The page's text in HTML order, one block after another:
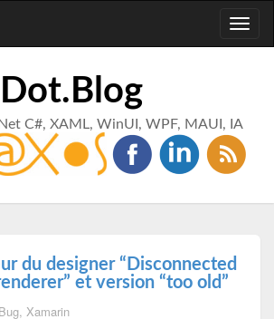
Dot.Blog
C#, XAML, WinUI, WPF, MAUI, IA
du designer “Disconnected
et version “too old”
Bug, Xamarin